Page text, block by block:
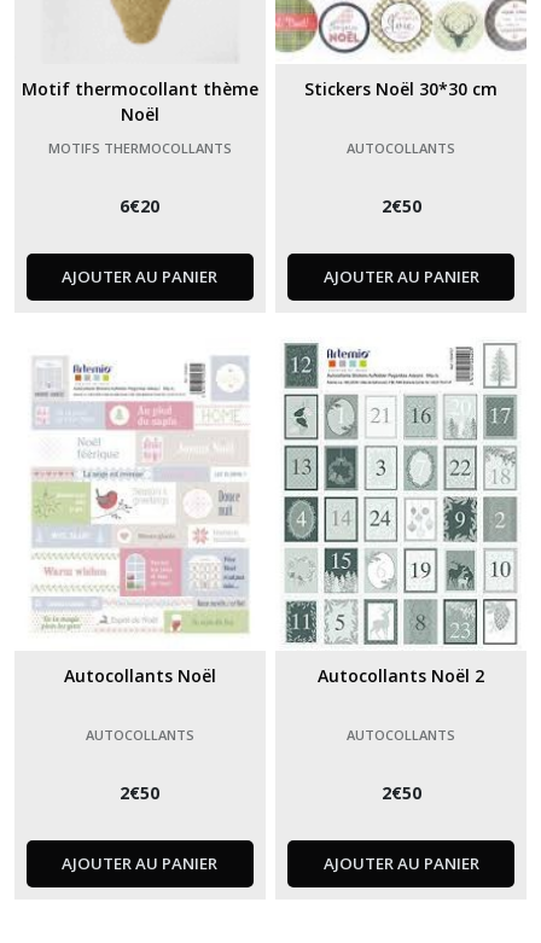
Motif thermocollant thème
Noël
MOTIFS THERMOCOLLANTS
6€20
AJOUTER AU PANIER
Stickers Noël 30*30 cm
AUTOCOLLANTS
2€50
AJOUTER AU PANIER
Autocollants Noël
AUTOCOLLANTS
2€50
AJOUTER AU PANIER
Autocollants Noël 2
AUTOCOLLANTS
2€50
AJOUTER AU PANIER